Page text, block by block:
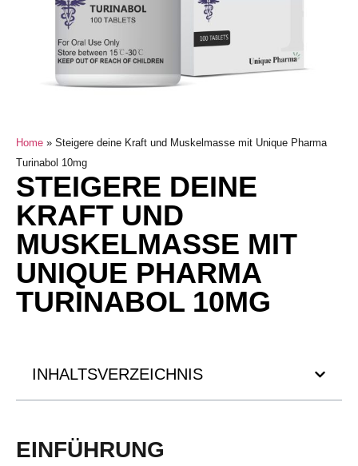
Home » Steigere deine Kraft und Muskelmasse mit Unique Pharma
Turinabol 10mg
STEIGERE DEINE
KRAFT UND
MUSKELMASSE MIT
UNIQUE PHARMA
TURINABOL 10MG
INHALTSVERZEICHNIS
EINFÜHRUNG